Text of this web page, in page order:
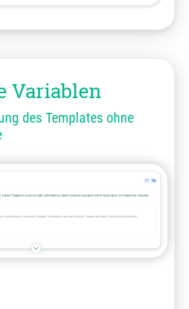
Variablen
des Templates ohne